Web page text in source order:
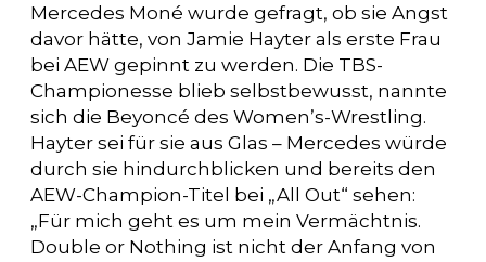
Mercedes Moné wurde gefragt, ob sie Angst
davor hätte, von Jamie Hayter als erste Frau
bei AEW gepinnt zu werden. Die TBS-
Championesse blieb selbstbewusst, nannte
sich die Beyoncé des Women’s-Wrestling.
Hayter sei für sie aus Glas – Mercedes würde
durch sie hindurchblicken und bereits den
AEW-Champion-Titel bei „All Out“ sehen:
„Für mich geht es um mein Vermächtnis.
Double or Nothing ist nicht der Anfang von